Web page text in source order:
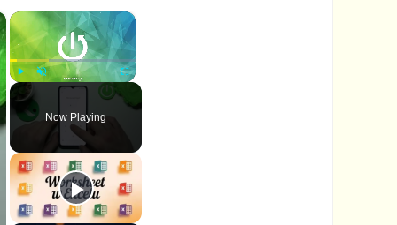
×
y u
t
l
s
c
r
Now Playing